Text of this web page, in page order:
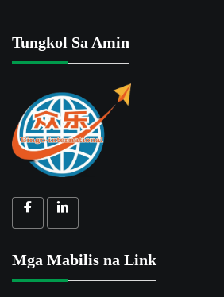
Tungkol Sa Amin
Mga Mabilis na Link